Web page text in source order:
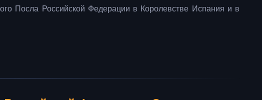
Посла Российской Федерации в Королевстве Испания и в